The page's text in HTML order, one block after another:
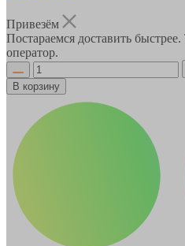
Привезём
Постараемся доставить
оператор.
В корзину